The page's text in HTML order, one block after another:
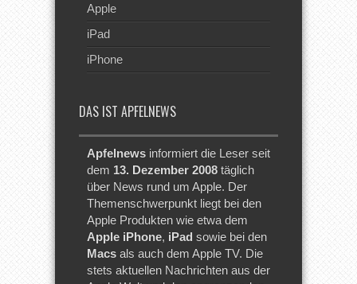
Apple
iPad
iPhone
DAS IST APFELNEWS
Apfelnews informiert die Leser seit
dem 13. Dezember 2008 täglich
über News rund um Apple. Der
Themenschwerpunkt liegt bei den
Apple Produkten wie etwa dem
Apple iPhone, iPad sowie bei den
Macs als auch dem Apple TV. Die
stets aktuellen Nachrichten aus der